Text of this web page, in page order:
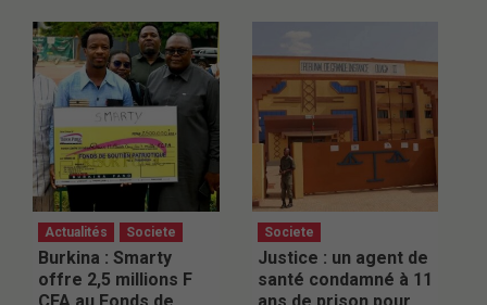
Actualités Societe
Burkina : Smarty
offre 2,5 millions F
Societe
Justice : un agent de
santé condamné à 11